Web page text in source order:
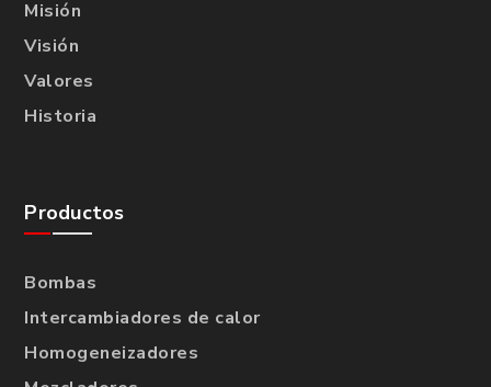
Misión
Visión
Valores
Historia
Productos
Bombas
Intercambiadores de calor
Homogeneizadores